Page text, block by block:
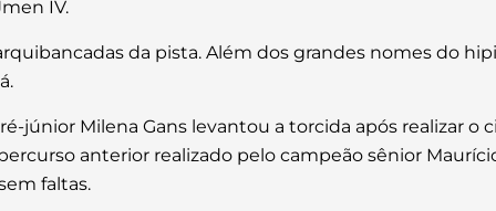
IV.
da pista. Além dos grandes nomes do
júnior Milena Gans levantou a torcida após realizar o
anterior realizado pelo campeão sênior
faltas.